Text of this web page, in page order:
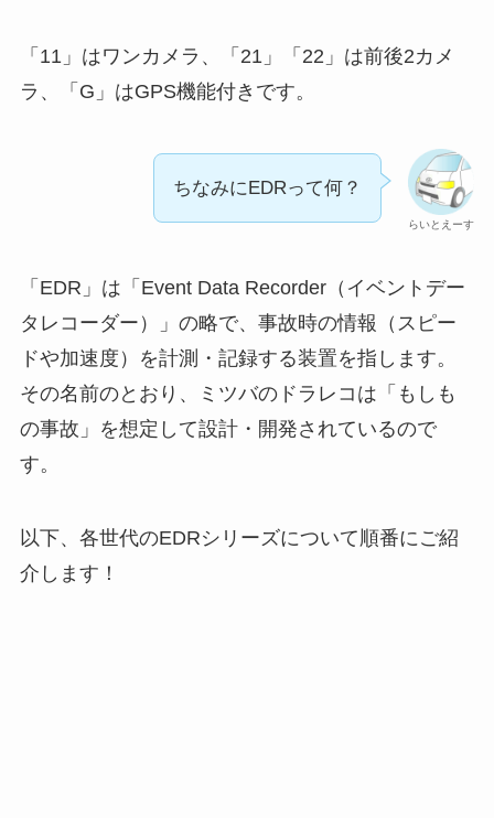
「11」はワンカメラ、「21」「22」は前後2カメ
ラ、「G」はGPS機能付きです。
らいとえーす
ちなみにEDRって何？
「EDR」は「Event Data Recorder（イベントデー
タレコーダー）」の略で、事故時の情報（スピー
ドや加速度）を計測・記録する装置を指します。
その名前のとおり、ミツバのドラレコは「もしも
の事故」を想定して設計・開発されているので
す。
以下、各世代のEDRシリーズについて順番にご紹
介します！